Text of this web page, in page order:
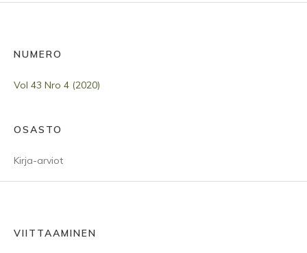
NUMERO
Vol 43 Nro 4 (2020)
OSASTO
Kirja-arviot
VIITTAAMINEN